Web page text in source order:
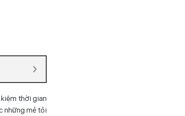
thời gian
những mẻ tỏi